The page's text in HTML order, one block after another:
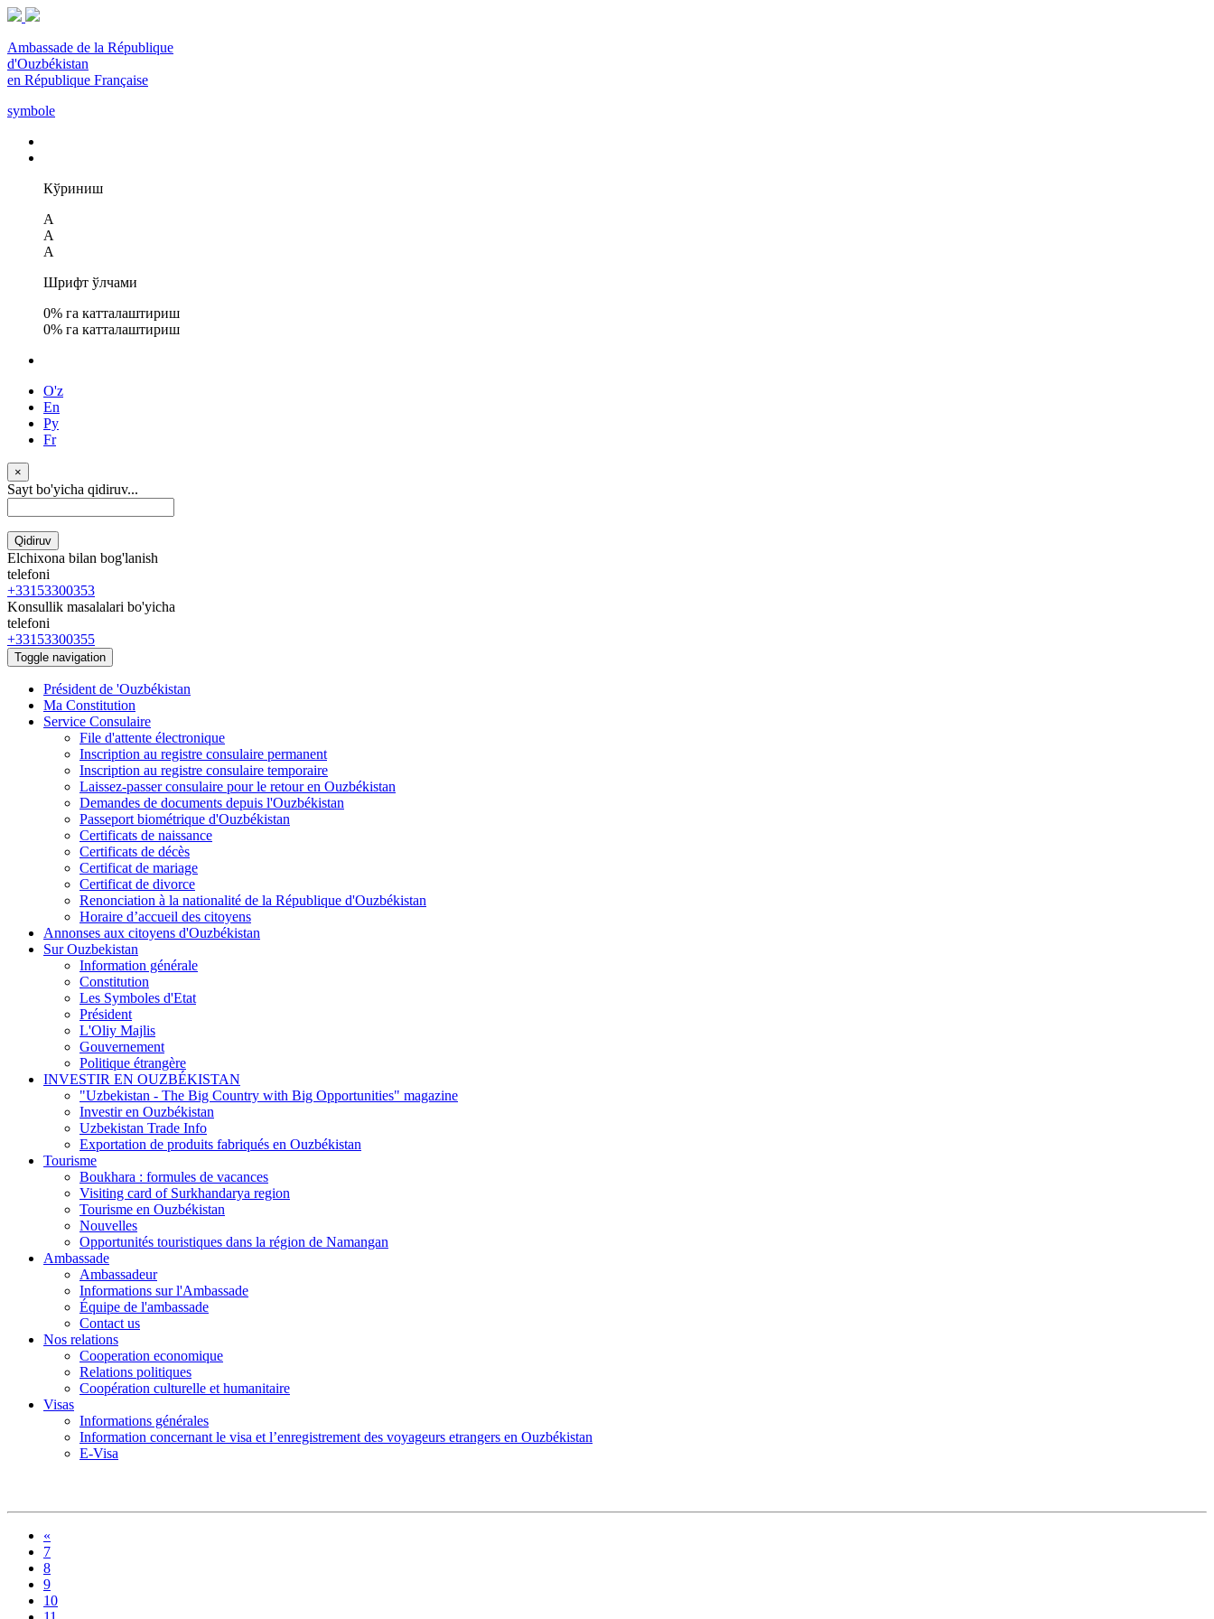
Ambassade de la République
d'Ouzbékistan
en République Française
symbole
Кўриниш
A
A
A
Шрифт ўлчами
0% га катталаштириш
0% га катталаштириш
O'z
En
Ру
Fr
×
Sayt bo'yicha qidiruv...
Qidiruv
Elchixona bilan bog'lanish
telefoni
+33153300353
Konsullik masalalari bo'yicha
telefoni
+33153300355
Toggle navigation
Président de 'Ouzbékistan
Ma Constitution
Service Consulaire
File d'attente électronique
Inscription au registre consulaire permanent
Inscription au registre consulaire temporaire
Laissez-passer consulaire pour le retour en Ouzbékistan
Demandes de documents depuis l'Ouzbékistan
Passeport biométrique d'Ouzbékistan
Certificats de naissance
Certificats de décès
Certificat de mariage
Certificat de divorce
Renonciation à la nationalité de la République d'Ouzbékistan
Horaire d’accueil des citoyens
Annonses aux citoyens d'Ouzbékistan
Sur Ouzbekistan
Information générale
Constitution
Les Symboles d'Etat
Président
L'Oliy Majlis
Gouvernement
Politique étrangère
INVESTIR EN OUZBÉKISTAN
"Uzbekistan - The Big Country with Big Opportunities" magazine
Investir en Ouzbékistan
Uzbekistan Trade Info
Exportation de produits fabriqués en Ouzbékistan
Tourisme
Boukhara : formules de vacances
Visiting card of Surkhandarya region
Tourisme en Ouzbékistan
Nouvelles
Opportunités touristiques dans la région de Namangan
Ambassade
Ambassadeur
Informations sur l'Ambassade
Équipe de l'ambassade
Contact us
Nos relations
Cooperation economique
Relations politiques
Coopération culturelle et humanitaire
Visas
Informations générales
Information concernant le visa et l’enregistrement des voyageurs etrangers en Ouzbékistan
E-Visa
«
7
8
9
10